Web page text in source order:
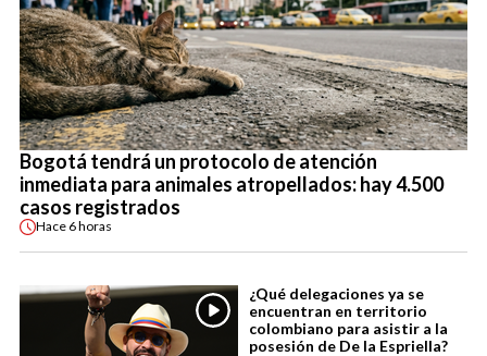
Bogotá tendrá un protocolo de atención
inmediata para animales atropellados: hay 4.500
casos registrados
Hace 6 horas
¿Qué delegaciones ya se
encuentran en territorio
colombiano para asistir a la
posesión de De la Espriella?